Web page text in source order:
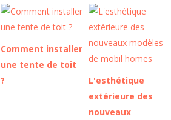
Comment installer
une tente de toit
?
L'esthétique
extérieure des
nouveaux